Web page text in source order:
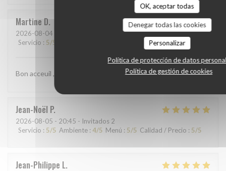
OK, aceptar todas
Denegar todas las cookies
Personalizar
Política de protección de datos
Política de gestión de cookies
Martine D
2026-08-04
Servicio : 5/5 Calidad / Precio
Bon acceuil , service rapide. Repas délicieux
Jean-Noël P
2026-08-05 - 20:45 - Invitados 2
Servicio : 5/5 Ambiente : 4/5 Menú : 5/5 Calidad / Precio : 5/5
Jean-Philippe L